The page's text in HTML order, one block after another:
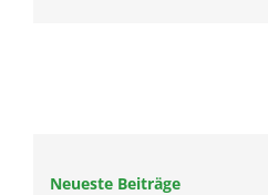
Neueste Beiträge